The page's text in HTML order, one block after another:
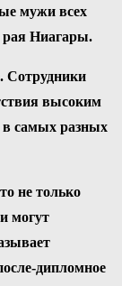
мужи всех
рая Ниагары.
Сотрудники
высоким
в самых разных
не только
могут
дипломное